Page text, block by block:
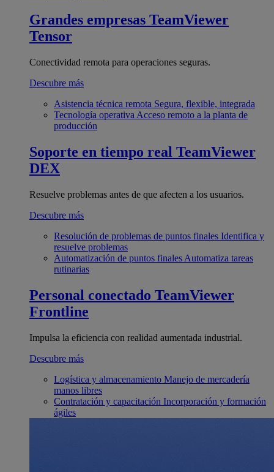
Grandes empresas TeamViewer
Tensor
Conectividad remota para operaciones seguras.
Descubre más
Asistencia técnica remota Segura, flexible, integrada
Tecnología operativa Acceso remoto a la planta de
producción
Soporte en tiempo real TeamViewer
DEX
Resuelve problemas antes de que afecten a los usuarios.
Descubre más
Resolución de problemas de puntos finales Identifica y
resuelve problemas
Automatización de puntos finales Automatiza tareas
rutinarias
Personal conectado TeamViewer
Frontline
Impulsa la eficiencia con realidad aumentada industrial.
Descubre más
Logística y almacenamiento Manejo de mercadería
manos libres
Contratación y capacitación Incorporación y formación
ágiles